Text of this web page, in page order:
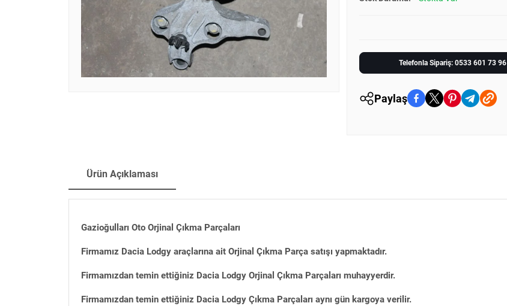
Telefonla Sipariş: 0533 601 73 96
Paylaş
Ürün Açıklaması
Gazioğulları Oto Orjinal Çıkma Parçaları
Firmamız Dacia Lodgy araçlarına ait Orjinal Çıkma Parça satışı yapmaktadır.
Firmamızdan temin ettiğiniz Dacia Lodgy Orjinal Çıkma Parçaları muhayyerdir.
Firmamızdan temin ettiğiniz Dacia Lodgy Çıkma Parçaları aynı gün kargoya verilir.